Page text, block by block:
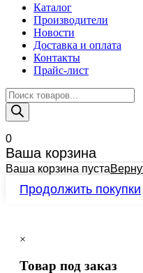
Каталог
Производители
Новости
Доставка и оплата
Контакты
Прайс-лист
Поиск
товаров
0
Ваша корзина
Ваша корзина пуста
Продолжить покупки
×
Товар под заказ